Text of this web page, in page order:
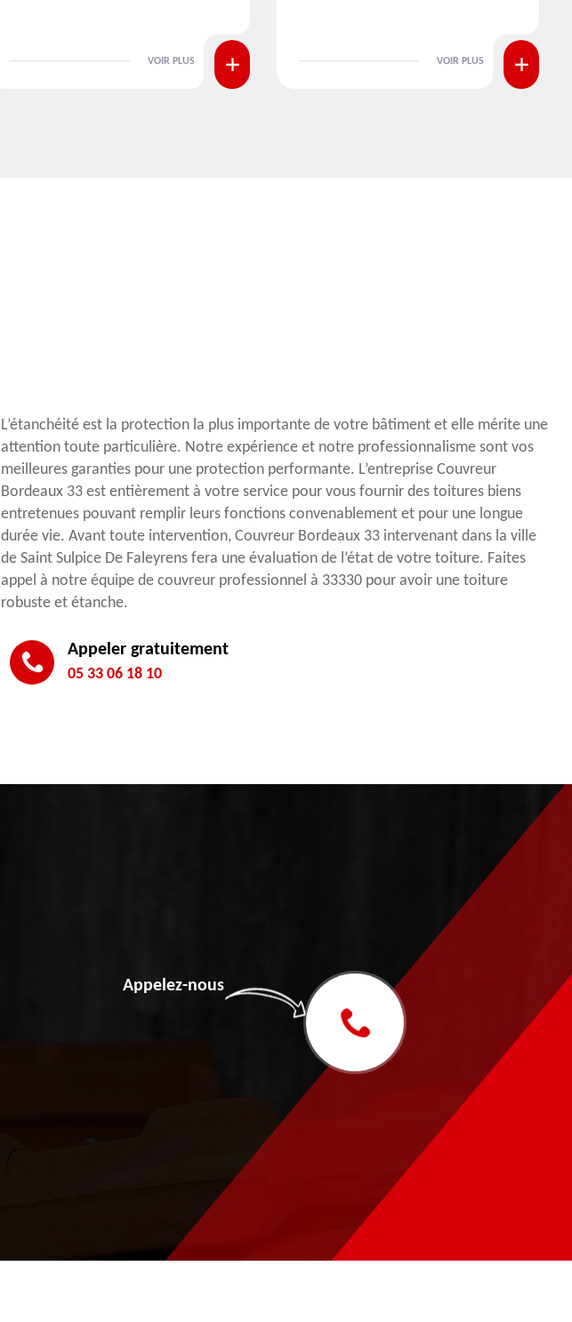
VOIR PLUS VOIR PLUS
L’étanchéité est la protection la plus importante de votre bâtiment et elle mérite une
attention toute particulière. Notre expérience et notre professionnalisme sont vos
meilleures garanties pour une protection performante. L’entreprise Couvreur
Bordeaux 33 est entièrement à votre service pour vous fournir des toitures biens
entretenues pouvant remplir leurs fonctions convenablement et pour une longue
durée vie. Avant toute intervention, Couvreur Bordeaux 33 intervenant dans la ville
de Saint Sulpice De Faleyrens fera une évaluation de l’état de votre toiture. Faites
appel à notre équipe de couvreur professionnel à 33330 pour avoir une toiture
robuste et étanche.
Appeler gratuitement
05 33 06 18 10
Appelez-nous